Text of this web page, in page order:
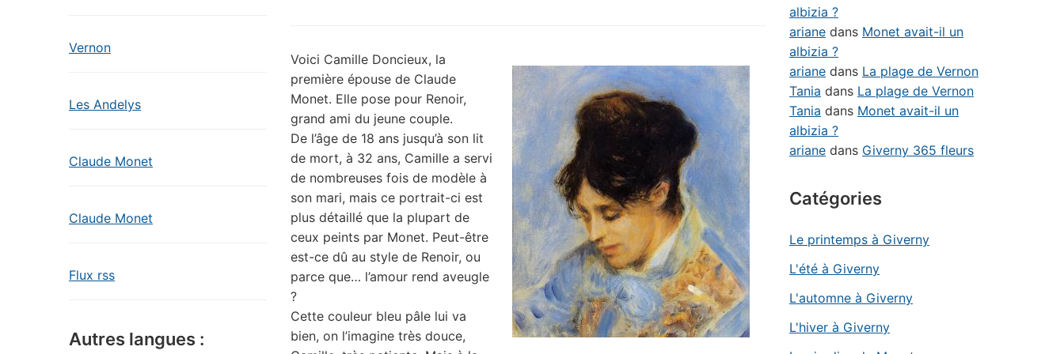
Vernon
Les Andelys
Claude Monet
Claude Monet
Flux rss
Autres langues :
Voici Camille Doncieux, la
première épouse de Claude
Monet. Elle pose pour Renoir,
grand ami du jeune couple.
De l’âge de 18 ans jusqu’à son lit
de mort, à 32 ans, Camille a servi
de nombreuses fois de modèle à
son mari, mais ce portrait-ci est
plus détaillé que la plupart de
ceux peints par Monet. Peut-être
est-ce dû au style de Renoir, ou
parce que… l’amour rend aveugle
?
Cette couleur bleu pâle lui va
bien, on l’imagine très douce,
albizia ?
ariane dans Monet avait-il un
albizia ?
ariane dans La plage de Vernon
Tania dans La plage de Vernon
Tania dans Monet avait-il un
albizia ?
ariane dans Giverny 365 fleurs
Catégories
Le printemps à Giverny
L'été à Giverny
L'automne à Giverny
L'hiver à Giverny